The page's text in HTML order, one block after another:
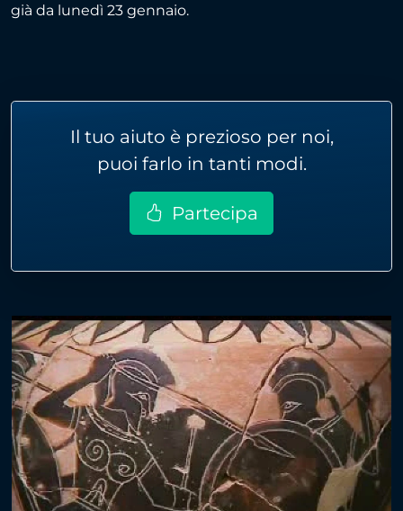
già da lunedì 23 gennaio.
Il tuo aiuto è prezioso per noi,
puoi farlo in tanti modi.
Partecipa